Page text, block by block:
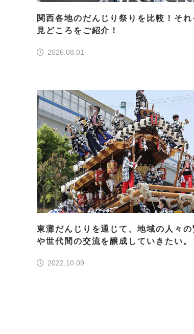
関西各地のだんじり祭りを比較！それ
見どころをご紹介！
2026.08.01
東灘だんじりを通じて、地域の人々の
や世代間の交流を醸成していきたい。
2022.10.09